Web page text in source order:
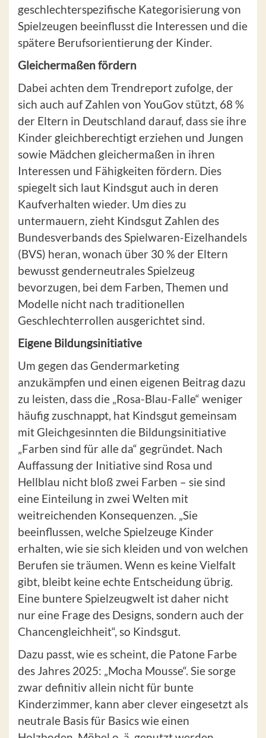
geschlechterspezifische Kategorisierung von
Spielzeugen beeinflusst die Interessen und die
spätere Berufsorientierung der Kinder.
Gleichermaßen fördern
Dabei achten dem Trendreport zufolge, der
sich auch auf Zahlen von YouGov stützt, 68 %
der Eltern in Deutschland darauf, dass sie ihre
Kinder gleichberechtigt erziehen und Jungen
sowie Mädchen gleichermaßen in ihren
Interessen und Fähigkeiten fördern. Dies
spiegelt sich laut Kindsgut auch in deren
Kaufverhalten wieder. Um dies zu
untermauern, zieht Kindsgut Zahlen des
Bundesverbands des Spielwaren-Eizelhandels
(BVS) heran, wonach über 30 % der Eltern
bewusst genderneutrales Spielzeug
bevorzugen, bei dem Farben, Themen und
Modelle nicht nach traditionellen
Geschlechterrollen ausgerichtet sind.
Eigene Bildungsinitiative
Um gegen das Gendermarketing
anzukämpfen und einen eigenen Beitrag dazu
zu leisten, dass die „Rosa-Blau-Falle“ weniger
häufig zuschnappt, hat Kindsgut gemeinsam
mit Gleichgesinnten die Bildungsinitiative
„Farben sind für alle da“ gegründet. Nach
Auffassung der Initiative sind Rosa und
Hellblau nicht bloß zwei Farben – sie sind
eine Einteilung in zwei Welten mit
weitreichenden Konsequenzen. „Sie
beeinflussen, welche Spielzeuge Kinder
erhalten, wie sie sich kleiden und von welchen
Berufen sie träumen. Wenn es keine Vielfalt
gibt, bleibt keine echte Entscheidung übrig.
Eine buntere Spielzeugwelt ist daher nicht
nur eine Frage des Designs, sondern auch der
Chancengleichheit“, so Kindsgut.
Dazu passt, wie es scheint, die Patone Farbe
des Jahres 2025: „Mocha Mousse“. Sie sorge
zwar definitiv allein nicht für bunte
Kinderzimmer, kann aber clever eingesetzt als
neutrale Basis für Basics wie einen